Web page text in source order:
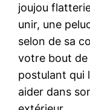
joujou
unir, une
selon de sa
votre bout de
postulant qui
aider dans